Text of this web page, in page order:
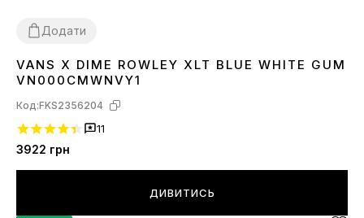
Додати
3637 41424344
VANS X DIME ROWLEY XLT BLUE WHITE GUM
VN000CMWNVY1
Код:FKS2356204
11
3922 грн
ДИВИТИСЬ